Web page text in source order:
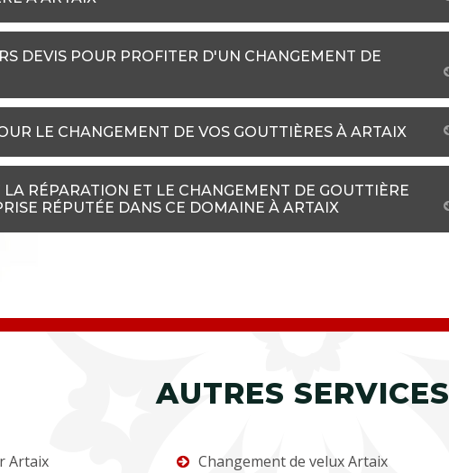
DEVIS POUR PROFITER D'UN CHANGEMENT DE
LE CHANGEMENT DE VOS GOUTTIÈRES À ARTAIX
RÉPARATION ET LE CHANGEMENT DE GOUTTIÈRE
RÉPUTÉE DANS CE DOMAINE À ARTAIX
AUTRES SERVICES
Artaix
Changement de velux Artaix